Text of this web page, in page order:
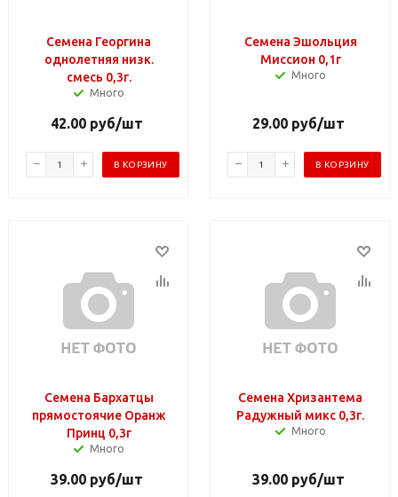
Семена Георгина
однолетняя низк.
смесь 0,3г.
Много
42.00 руб/шт
В КОРЗИНУ
Семена Эшольция
Миссион 0,1г
Много
29.00 руб/шт
В КОРЗИНУ
Семена Бархатцы
прямостоячие Оранж
Принц 0,3г
Много
39.00 руб/шт
Семена Хризантема
Радужный микс 0,3г.
Много
39.00 руб/шт